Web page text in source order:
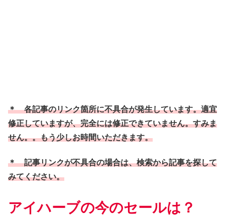
＊ 各記事のリンク箇所に不具合が発生しています。適宜
修正していますが、完全には修正できていません。すみま
せん。。もう少しお時間いただきます。
＊ 記事リンクが不具合の場合は、検索から記事を探して
みてください。
アイハーブの今のセールは？